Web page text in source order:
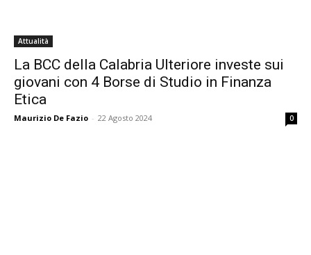
Attualità
La BCC della Calabria Ulteriore investe sui
giovani con 4 Borse di Studio in Finanza
Etica
Maurizio De Fazio - 22 Agosto 2024 0